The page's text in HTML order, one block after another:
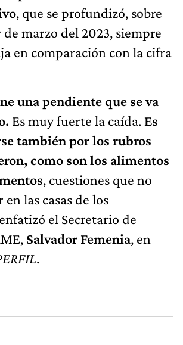
, que se profundizó, sobre
marzo del 2023, siempre
en comparación con la cifra
una pendiente que se va
Es muy fuerte la caída. Es
también por los rubros
como son los alimentos
, cuestiones que no
las casas de los
el Secretario de
Salvador Femenia, en
.